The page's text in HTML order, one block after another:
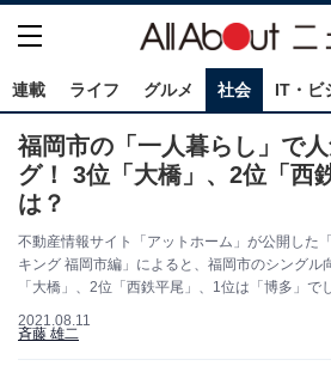
連載 ライフ グルメ 社会 IT・ビ
福岡市の「一人暮らし」で
グ！ 3位「大橋」、2位「西
は？
不動産情報サイト「アットホーム」が公開した
キング 福岡市編」によると、福岡市のシングル
「大橋」、2位「西鉄平尾」、1位は「博多」で
2021.08.11
斉藤 雄二